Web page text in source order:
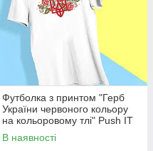
Футболка з принтом "Герб
України червоного кольору
на кольоровому тлі" Push IT
В наявності